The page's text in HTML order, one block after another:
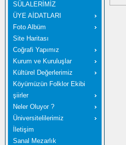
SÜLALERİMİZ
ÜYE AİDATLARI
Foto Albüm
Site Haritası
Coğrafi Yapımız
Kurum ve Kuruluşlar
Kültürel Değerlerimiz
Köyümüzün Folklor Ekibi
şiirler
Neler Oluyor ?
Üniversitelilerimiz
İletişim
Sanal Mezarlık